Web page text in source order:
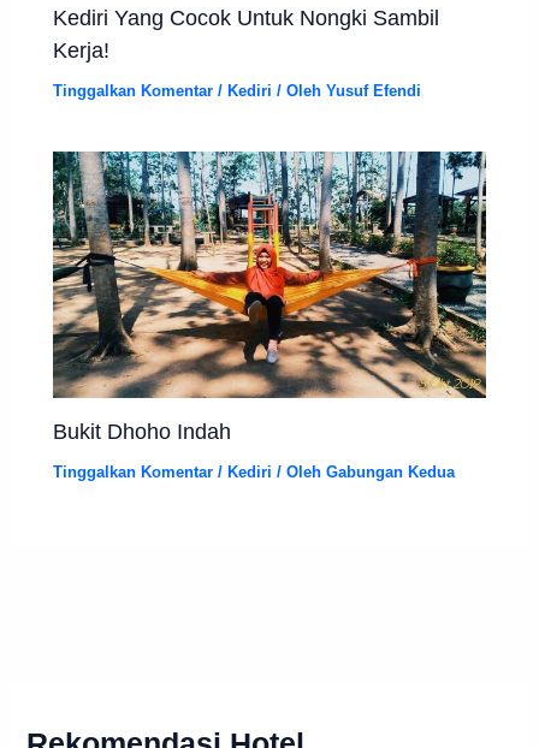
Kediri Yang Cocok Untuk Nongki Sambil
Kerja!
Tinggalkan Komentar / Kediri / OlehYusuf Efendi
Bukit Dhoho Indah
Tinggalkan Komentar / Kediri / OlehGabungan Kedua